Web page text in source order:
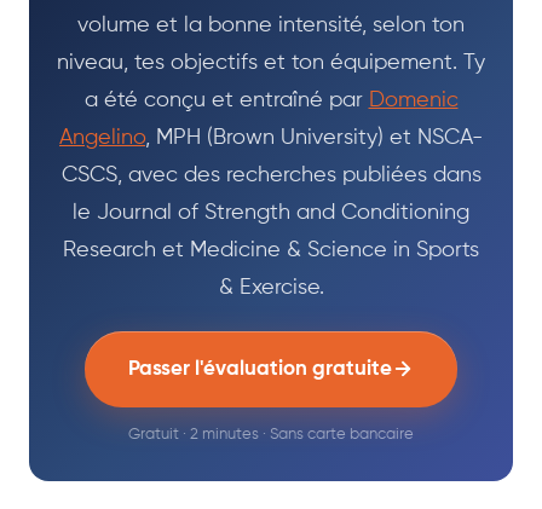
volume et la bonne intensité, selon ton
niveau, tes objectifs et ton équipement. Ty
a été conçu et entraîné par Domenic
Angelino, MPH (Brown University) et NSCA-
CSCS, avec des recherches publiées dans
le Journal of Strength and Conditioning
Research et Medicine & Science in Sports
& Exercise.
Passer l'évaluation gratuite
Gratuit · 2 minutes · Sans carte bancaire